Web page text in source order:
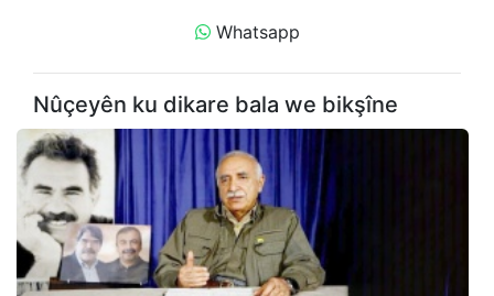
Whatsapp
Nûçeyên ku dikare bala we bikşîne